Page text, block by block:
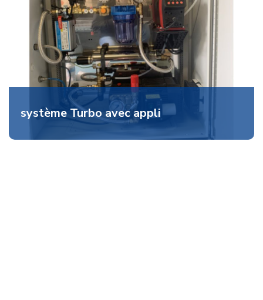
système Turbo avec appli